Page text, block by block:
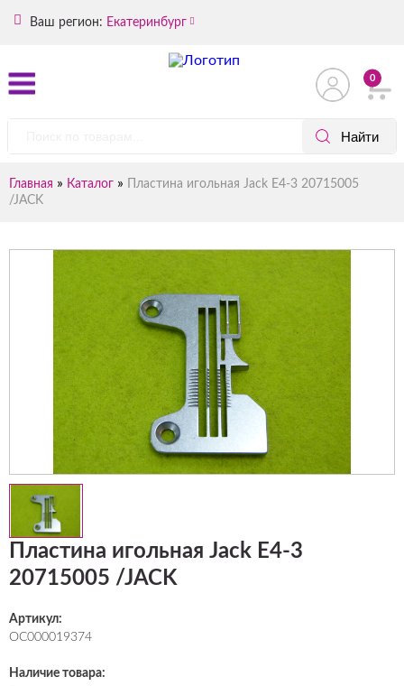
Ваш регион: Екатеринбург
0
Главная » Каталог »
Пластина игольная Jack E4-3 20715005
/JACK
Пластина игольная Jack E4-3
20715005 /JACK
Артикул:
ОС000019374
Наличие товара: